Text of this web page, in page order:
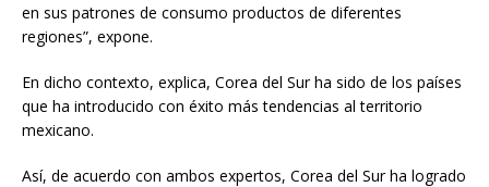
en sus patrones de consumo productos de diferentes
regiones”, expone.
En dicho contexto, explica, Corea del Sur ha sido de los países
que ha introducido con éxito más tendencias al territorio
mexicano.
Así, de acuerdo con ambos expertos, Corea del Sur ha logrado